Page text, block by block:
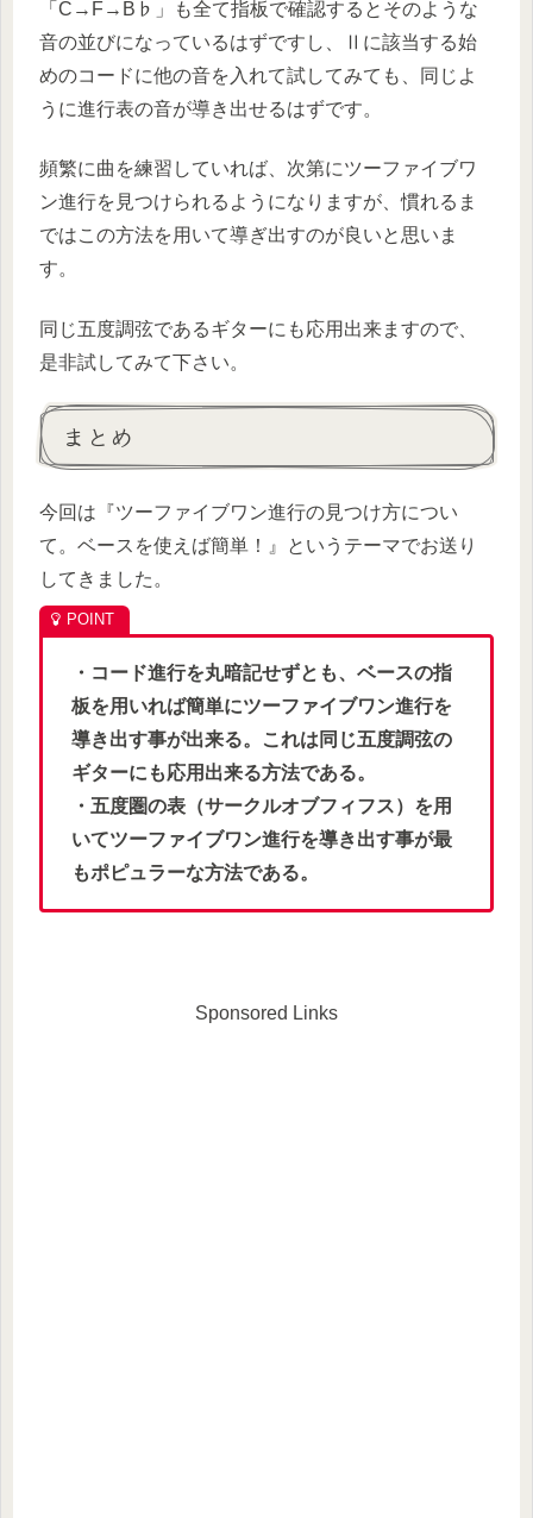
「C→F→B♭」も全て指板で確認するとそのような
音の並びになっているはずですし、Ⅱに該当する始
めのコードに他の音を入れて試してみても、同じよ
うに進行表の音が導き出せるはずです。
頻繁に曲を練習していれば、次第にツーファイブワ
ン進行を見つけられるようになりますが、慣れるま
ではこの方法を用いて導ぎ出すのが良いと思いま
す。
同じ五度調弦であるギターにも応用出来ますので、
是非試してみて下さい。
まとめ
今回は『ツーファイブワン進行の見つけ方につい
て。ベースを使えば簡単！』というテーマでお送り
してきました。
・コード進行を丸暗記せずとも、ベースの指
板を用いれば簡単にツーファイブワン進行を
導き出す事が出来る。
これは同じ五度調弦の
ギターにも応用出来る方法である。
・五度圏の表（サークルオブフィフス）を用
いてツーファイブワン進行を導き出す事が最
もポピュラーな方法である。
Sponsored Links